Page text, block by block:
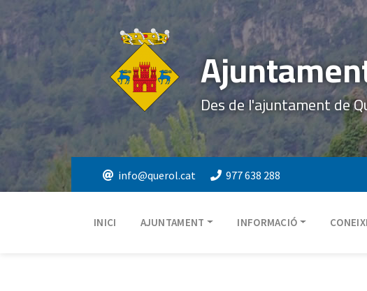
Des de l'ajuntament de
info@querol.cat 977 638 288
INICI AJUNTAMENT INFORMACIÓ